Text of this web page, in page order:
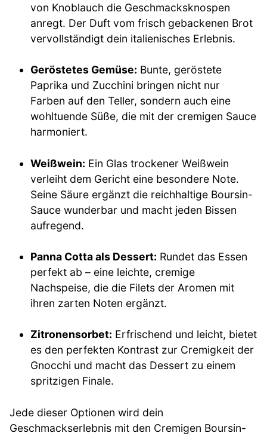
von Knoblauch die Geschmacksknospen
anregt. Der Duft vom frisch gebackenen Brot
vervollständigt dein italienisches Erlebnis.
Geröstetes Gemüse: Bunte, geröstete
Paprika und Zucchini bringen nicht nur
Farben auf den Teller, sondern auch eine
wohltuende Süße, die mit der cremigen Sauce
harmoniert.
Weißwein: Ein Glas trockener Weißwein
verleiht dem Gericht eine besondere Note.
Seine Säure ergänzt die reichhaltige Boursin-
Sauce wunderbar und macht jeden Bissen
aufregend.
Panna Cotta als Dessert: Rundet das Essen
perfekt ab – eine leichte, cremige
Nachspeise, die die Filets der Aromen mit
ihren zarten Noten ergänzt.
Zitronensorbet: Erfrischend und leicht, bietet
es den perfekten Kontrast zur Cremigkeit der
Gnocchi und macht das Dessert zu einem
spritzigen Finale.
Jede dieser Optionen wird dein
Geschmackserlebnis mit den Cremigen Boursin-